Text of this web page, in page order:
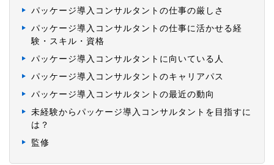
パッケージ導入コンサルタントの仕事の厳しさ
パッケージ導入コンサルタントの仕事に活かせる経
験・スキル・資格
パッケージ導入コンサルタントに向いている人
パッケージ導入コンサルタントのキャリアパス
パッケージ導入コンサルタントの最近の動向
未経験からパッケージ導入コンサルタントを目指すに
は？
監修